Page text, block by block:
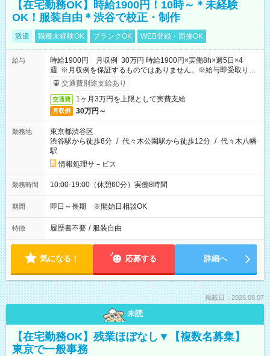
【在宅勤務OK】時給1900円！10時～＊未経験
OK！服装自由＊渋谷で校正・制作
派遣 職種未経験OK ブランクOK WEB登録・面接OK
給与
時給1900円 月収例 30万円 時給1900円×実働8h×週5日×4
週 ※月収例を保証するものではありません。※給与即受取りサ
ービス利用可（利用条件有）
交通費別途支給あり
交通費 1ヶ月3万円を上限として実費支給
月収例 30万円～
勤務地
東京都渋谷区
渋谷駅から徒歩8分 / 代々木公園駅から徒歩12分 / 代々木八幡
駅
情報処理サ－ビス
勤務時間 10:00-19:00（休憩60分）実働8時間
期間 即日～長期 ※開始日相談OK
特徴 履歴書不要 / 服装自由
気になる！ 応募する 詳細へ
掲載日：2026.08.07
未読
【在宅勤務OK】残業ほぼなし▼【複数名募集】
東京で一般事務